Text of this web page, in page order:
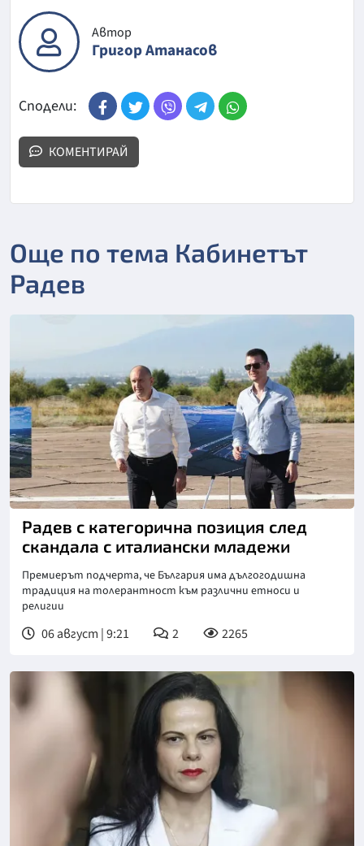
Автор
Григор Атанасов
Сподели:
КОМЕНТИРАЙ
Още по тема Кабинетът
Радев
Радев с категорична позиция след
скандала с италиански младежи
Премиерът подчерта, че България има дългогодишна
традиция на толерантност към различни етноси и
религии
06 август | 9:21 2 2265